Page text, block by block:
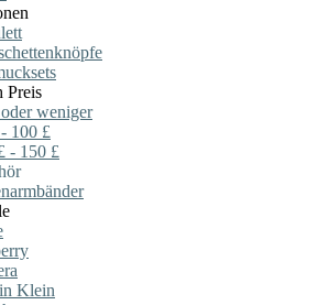
Preis
weniger
100 £
- 150 £
Klein